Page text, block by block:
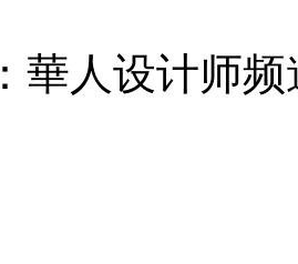
華人设计师